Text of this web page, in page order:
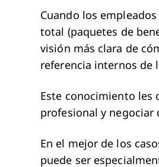
Cuando los
total (paquetes de
visión más clara de
referencia internos de
Este conocimiento les
profesional y negociar
En el mejor de los
puede ser